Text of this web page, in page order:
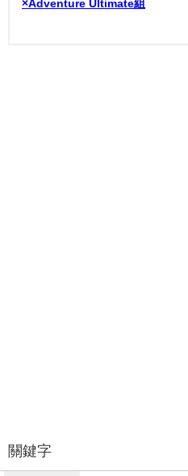
×Adventure Ultimate組
關鍵字